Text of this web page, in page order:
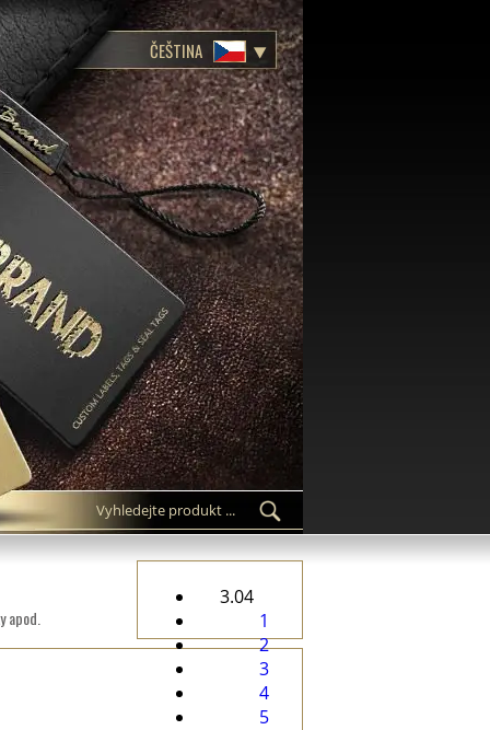
ČEŠTINA
apod.
3.04
1
2
3
4
5